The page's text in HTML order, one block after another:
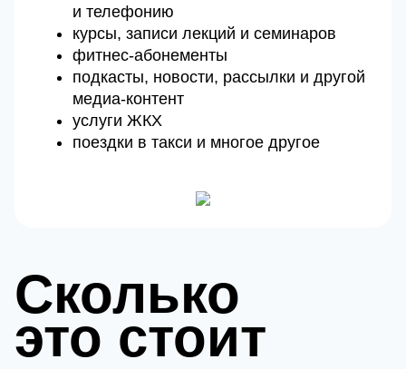
и телефонию
курсы, записи лекций и семинаров
фитнес-абонементы
подкасты, новости, рассылки и другой
медиа-контент
услуги ЖКХ
поездки в такси и многое другое
Сколько
это стоит